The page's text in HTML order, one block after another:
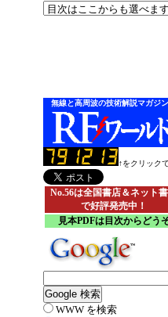
無線と高周波の技術解説マガジン
↑をクリック
No.56は全国書店＆ネット
で好評発売中！
見本PDFは目次からどう
WWW を検索